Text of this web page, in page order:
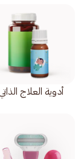
أدوية العلاج